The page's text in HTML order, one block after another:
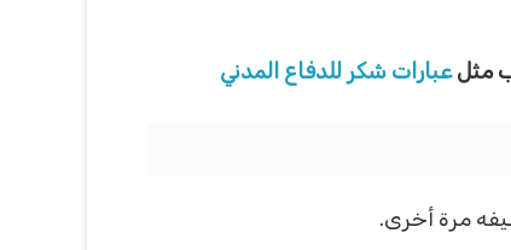
مثلعبارات شكر للدفاع المدني
مرة أخرى.